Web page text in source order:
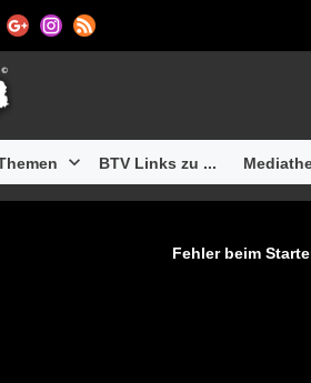
BTV Links zu ...
Fehler beim